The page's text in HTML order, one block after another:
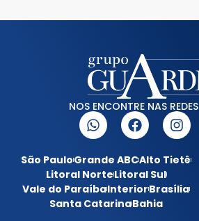
NOS ENCONTRE NAS
São PauloGrande ABCAlto Tietê
Litoral NorteLitoral Sul
Vale do ParaíbaInteriorBrasília
Santa CatarinaBahia